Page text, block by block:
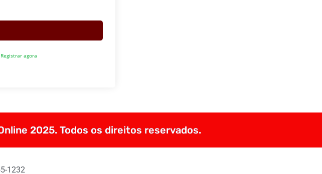
Registrar agora
2025. Todos os direitos reservados.
1232